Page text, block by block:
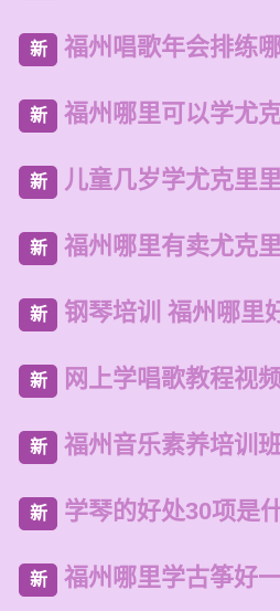
新 福州唱歌年会排练
新 福州哪里可以学尤
新 儿童几岁学尤克里
新 福州哪里有卖尤克
新 钢琴培训 福州哪里
新 网上学唱歌教程视
新 福州音乐素养培训
新 学琴的好处30项是
新 福州哪里学古筝好